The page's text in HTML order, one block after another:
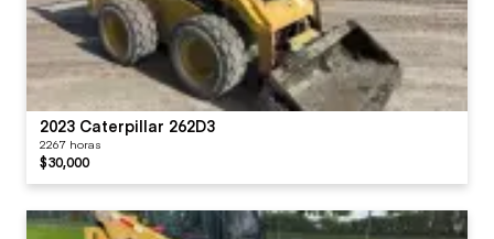
2023 Caterpillar 262D3
2267 horas
$30,000